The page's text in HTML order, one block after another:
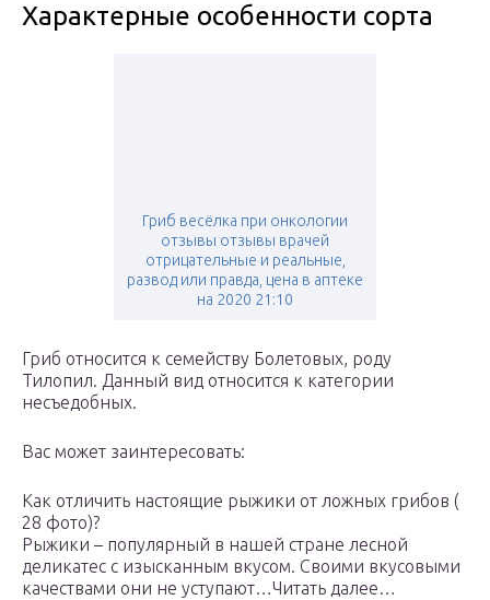
Характерные особенности сорта
Гриб весёлка при онкологии
отзывы отзывы врачей
отрицательные и реальные,
развод или правда, цена в аптеке
на 2020 21:10
Гриб относится к семейству Болетовых, роду
Тилопил. Данный вид относится к категории
несъедобных.
Вас может заинтересовать:
Как отличить настоящие рыжики от ложных грибов (
28 фото)?
Рыжики – популярный в нашей стране лесной
деликатес с изысканным вкусом. Своими вкусовыми
качествами они не уступают…Читать далее…